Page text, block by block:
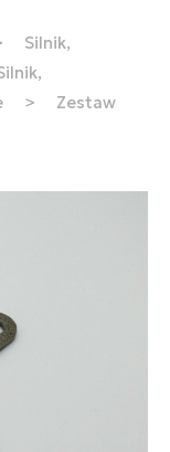
Silnik,
>
Zestaw